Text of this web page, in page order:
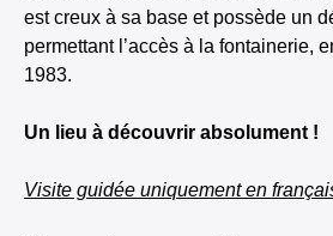
est creux à sa base et possède un
permettant l’accès à la fontainerie,
1983.
Un lieu à découvrir absolument !
Visite guidée uniquement en